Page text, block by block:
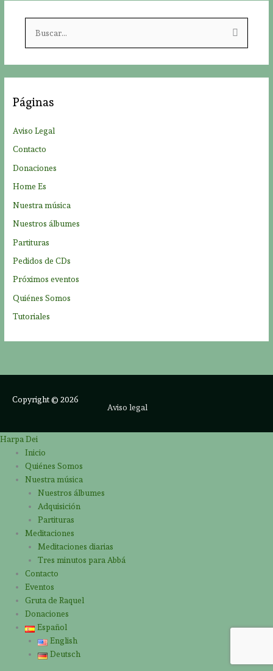
r
:
Páginas
Aviso Legal
Contacto
Donaciones
Home Es
Nuestra música
Nuestros álbumes
Partituras
Pedidos de CDs
Próximos eventos
Quiénes Somos
Tutoriales
Copyright © 2026
Aviso legal
Harpa Dei
Inicio
Quiénes Somos
Nuestra música
Nuestros álbumes
Adquisición
Partituras
Meditaciones
Meditaciones diarias
Tres minutos para Abbá
Contacto
Eventos
Gruta de Raquel
Donaciones
Español
English
Deutsch